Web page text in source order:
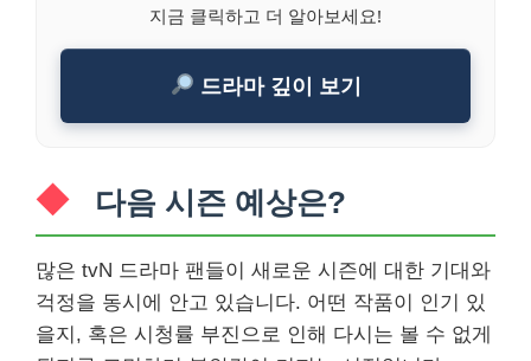
지금 클릭하고 더 알아보세요!
드라마 깊이 보기
다음 시즌 예상은?
많은 tvN 드라마 팬들이 새로운 시즌에 대한 기대와
걱정을 동시에 안고 있습니다. 어떤 작품이 인기 있
을지, 혹은 시청률 부진으로 인해 다시는 볼 수 없게